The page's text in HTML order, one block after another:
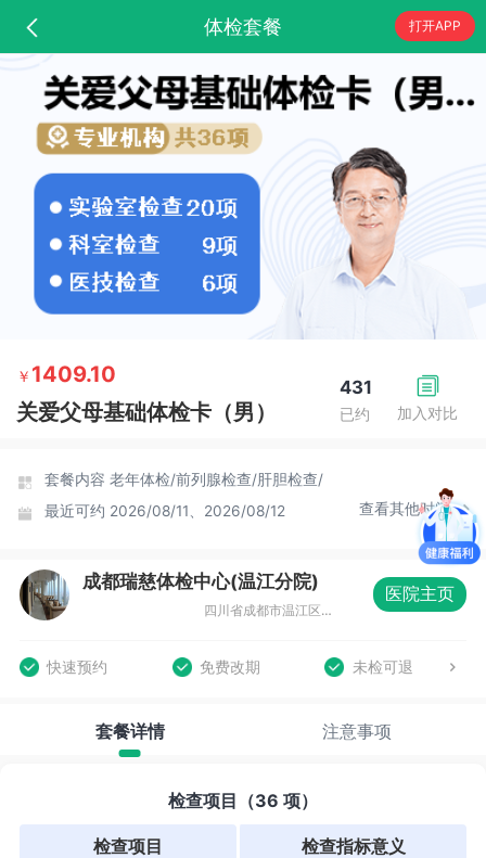
体检套餐 打开APP
加入对比
431
已约
￥ 1409.10
关爱父母基础体检卡（男）
套餐内容 老年体检/前列腺检查/肝胆检查/
最近可约 2026/08/11、2026/08/12 查看其他时间
成都瑞慈体检中心(温江分院)
四川省成都市温江区光华大道三段1588号8层
医院主页
快速预约 免费改期 未检可退
套餐详情 注意事项
检查项目（36 项）
检查项目 检查指标意义